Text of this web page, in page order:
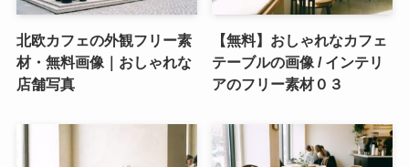
北欧カフェの外観フリー素
材・無料画像｜おしゃれな
店舗写真
【無料】おしゃれなカフェ
テーブルの画像 / インテリ
アのフリー素材０３